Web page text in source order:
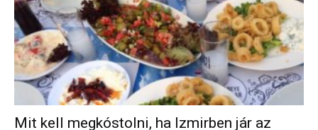
Mit kell megkóstolni, ha Izmirben jár az